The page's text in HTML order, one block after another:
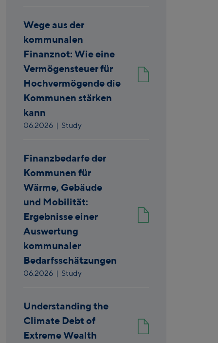
Wege aus der
kommunalen
Finanznot: Wie eine
Vermögensteuer für
Hochvermögende die
Kommunen stärken
kann
06.2026 | Study
Finanzbedarfe der
Kommunen für
Wärme, Gebäude
und Mobilität:
Ergebnisse einer
Auswertung
kommunaler
Bedarfsschätzungen
06.2026 | Study
Understanding the
Climate Debt of
Extreme Wealth